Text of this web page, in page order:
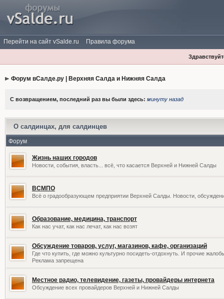
Перейти на сайт vSalde.ru Правила форума
Форум вСалде.ру | Верхняя Салда и Нижняя Салда
С возвращением, последний раз вы были здесь: минуту назад
О салдинцах, для салдинцев
Форум
Жизнь наших городов
Новости, события, власть... всё, что касается Верхней и Нижней Салды
ВСМПО
Всё о градообразующем предприятии Верхней Салды. Новости,
Образование, медицина, транспорт
Как нас учат, как нас лечат, как нас возят
Обсуждение товаров, услуг, магазинов, кафе, организаций
Где что купить, где можно культурно посидеть-отдохнуть. И прочие
Реклама запрещена
Местное радио, телевидение, газеты, провайдеры интернета
Обсуждение всех провайдеров Верхней и Нижней Салды